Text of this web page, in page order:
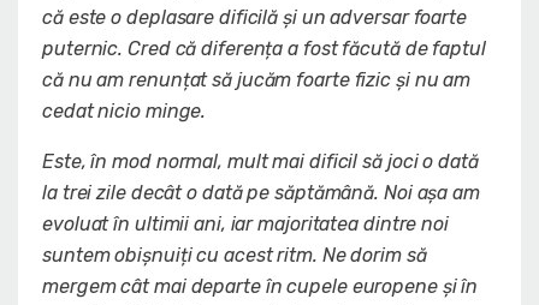
că este o deplasare dificilă și un adversar foarte
puternic. Cred că diferența a fost făcută de faptul
că nu am renunțat să jucăm foarte fizic și nu am
cedat nicio minge.
Este, în mod normal, mult mai dificil să joci o dată
la trei zile decât o dată pe săptămână. Noi așa am
evoluat în ultimii ani, iar majoritatea dintre noi
suntem obișnuiți cu acest ritm. Ne dorim să
mergem cât mai departe în cupele europene și în